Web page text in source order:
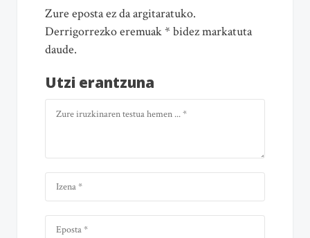
Zure eposta ez da argitaratuko.
Derrigorrezko eremuak * bidez markatuta
daude.
Utzi erantzuna